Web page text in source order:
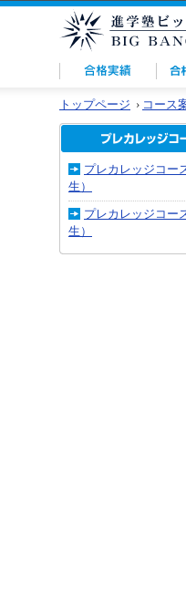
トップページ › コース
プレカレッジコー
生）
プレカレッジコー
生）